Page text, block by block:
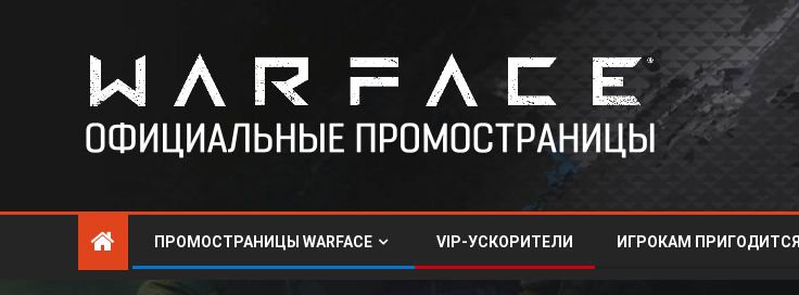
ПРОМОСТРАНИЦЫ WARFACE VIP-УСКОРИТЕЛИ ИГРОКАМ ПРИГОДИТСЯ